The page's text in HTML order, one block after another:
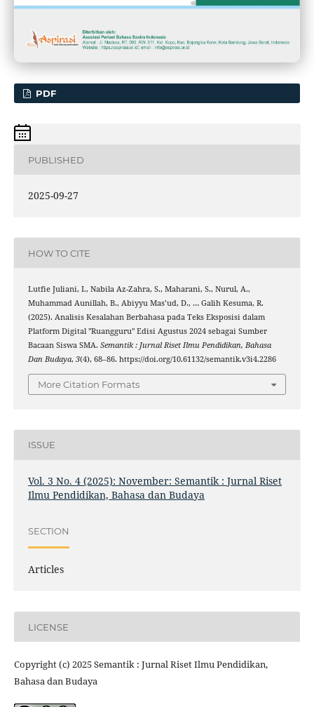
PDF
PUBLISHED
2025-09-27
HOW TO CITE
Lutfie Juliani, I., Nabila Az-Zahra, S., Maharani, S., Nurul, A.,
Muhammad Aunillah, B., Abiyyu Mas’ud, D., … Galih Kesuma, R.
(2025). Analisis Kesalahan Berbahasa pada Teks Eksposisi dalam
Platform Digital "Ruangguru" Edisi Agustus 2024 sebagai Sumber
Bacaan Siswa SMA. Semantik : Jurnal Riset Ilmu Pendidikan, Bahasa
Dan Budaya, 3(4), 68–86. https://doi.org/10.61132/semantik.v3i4.2286
More Citation Formats
ISSUE
Vol. 3 No. 4 (2025): November: Semantik : Jurnal Riset
Ilmu Pendidikan, Bahasa dan Budaya
SECTION
Articles
LICENSE
Copyright (c) 2025 Semantik : Jurnal Riset Ilmu Pendidikan,
Bahasa dan Budaya